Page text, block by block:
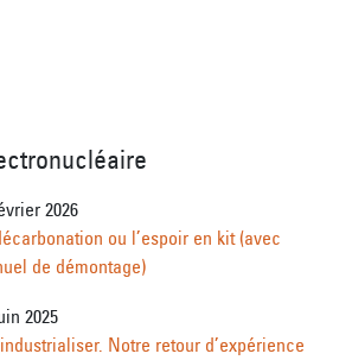
2026
ou l’espoir en kit (avec
de démontage)
2025
Notre retour d’expérience